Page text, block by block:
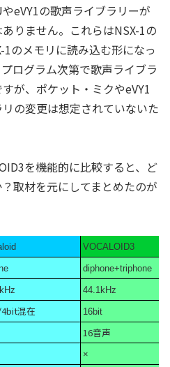
eVY1の歌声ライブラリーが
りません。これらはNSX-1の
のメモリに読み込む形になっ
ログラム次第で歌声ライブラ
が、ポケット・ミクやeVY1
の変更は想定されていないた
を機能的に比較すると、ど
取材を元にしてまとめたのが
VOCALOID3
diphone+triphone
44.1kHz
混在 16bit
16音声
×